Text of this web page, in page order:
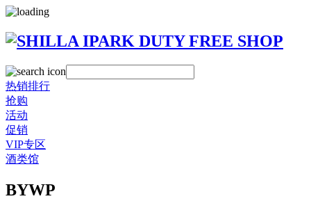
热销排行
抢购
活动
促销
VIP专区
酒类馆
BYWP